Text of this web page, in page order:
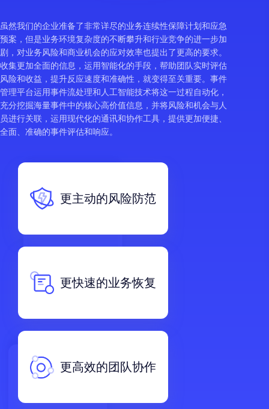
虽然我们的企业准备了非常详尽的业务连续性保障计划和应急
预案，但是业务环境复杂度的不断攀升和行业竞争的进一步加
剧，对业务风险和商业机会的应对效率也提出了更高的要求。
收集更加全面的信息，运用智能化的手段，帮助团队实时评估
风险和收益，提升反应速度和准确性，就变得至关重要。事件
管理平台运用事件流处理和人工智能技术将这一过程自动化，
充分挖掘海量事件中的核心高价值信息，并将风险和机会与人
员进行关联，运用现代化的通讯和协作工具，提供更加便捷、
全面、准确的事件评估和响应。
更主动的风险防范
更快速的业务恢复
更高效的团队协作